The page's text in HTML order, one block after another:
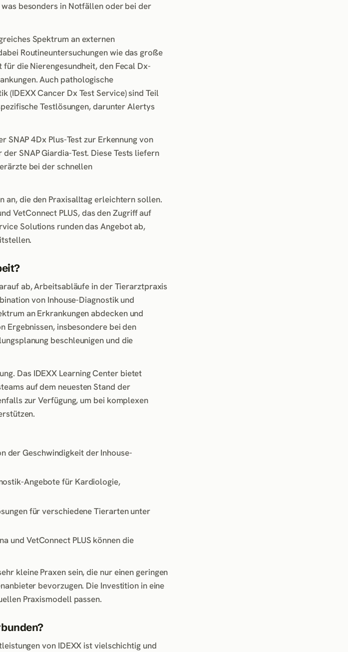
besonders in Notfällen oder bei der
Spektrum an externen
Routineuntersuchungen wie das große
die Nierengesundheit, den Fecal Dx-
Auch pathologische
(IDEXX Cancer Dx Test Service) sind Teil
Testlösungen, darunter Alertys
4Dx Plus-Test zur Erkennung von
SNAP Giardia-Test. Diese Tests liefern
bei der schnellen
an, die den Praxisalltag erleichtern sollen.
VetConnect PLUS, das den Zugriff auf
Solutions runden das Angebot ab,
ab, Arbeitsabläufe in der Tierarztpraxis
von Inhouse-Diagnostik und
an Erkrankungen abdecken und
Ergebnissen, insbesondere bei den
beschleunigen und die
Das IDEXX Learning Center bietet
auf dem neuesten Stand der
zur Verfügung, um bei komplexen
der Geschwindigkeit der Inhouse-
Angebote für Kardiologie,
für verschiedene Tierarten unter
und VetConnect PLUS können die
kleine Praxen sein, die nur einen geringen
bevorzugen. Die Investition in eine
Praxismodell passen.
von IDEXX ist vielschichtig und